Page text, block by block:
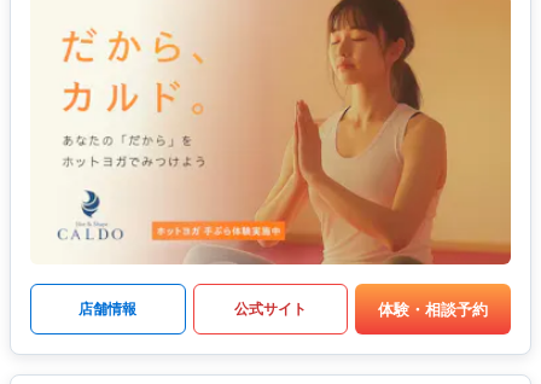
店舗情報 公式サイト 体験・相談予約